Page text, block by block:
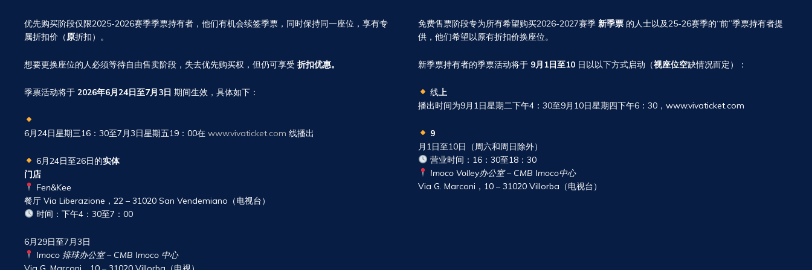
优先购买阶段仅限2025-2026赛季季票持有者，他们有机会续签季票，同时保持同一座位，享有专
属折扣价（原折扣）。
想要更换座位的人必须等待自由售卖阶段，失去优先购买权，但仍可享受 折扣优惠。
季票活动将于 2026年6月24日至7月3日 期间生效，具体如下：
6月24日星期三16：30至7月3日星期五19：00在 www.vivaticket.com 线播出
6月24日至26日的实体
门店
Fen&Kee
餐厅 Via Liberazione，22 – 31020 San Vendemiano（电视台）
时间：下午4：30至7：00
6月29日至7月3日
Imoco 排球办公室 – CMB Imoco 中心
免费售票阶段专为所有希望购买2026-2027赛季 新季票 的人士以及25-26赛季的“前”季票持有者提
供，他们希望以原有折扣价换座位。
新季票持有者的季票活动将于 9月1日至10 日以以下方式启动（视座位空缺情况而定）：
线上
播出时间为9月1日星期二下午4：30至9月10日星期四下午6：30，www.vivaticket.com
9
月1日至10日（周六和周日除外）
营业时间：16：30至18：30
Imoco Volley办公室 – CMB Imoco中心
Via G. Marconi，10 – 31020 Villorba（电视台）